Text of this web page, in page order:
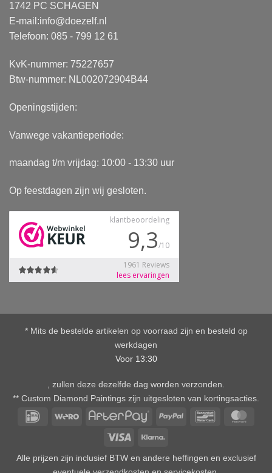
1742 PC SCHAGEN
E-mail:info@doezelf.nl
Telefoon: 085 - 799 12 61
KvK-nummer: 75227657
Btw-nummer: NL002072904B44
Openingstijden:
Vanwege vakantieperiode:
maandag t/m vrijdag: 10:00 - 13:30 uur
Op feestdagen zijn wij gesloten.
* Mits de bestelde artikelen op voorraad zijn en besteld op
werkdagen
Voor 13:30
, zullen deze dezelfde dag worden verzonden.
** Custom Diamond Paintings zijn uitgesloten van kortingsacties.
IDeal
Wero AfterPayPayPal Bancontact
Visa
Alle prijzen zijn inclusief BTW en andere heffingen en exclusief